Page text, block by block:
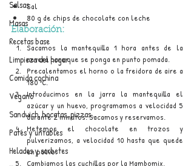
Salsas
Masas
Recetas base
Limpieza del hogar
Comida cochina
Vegano
Sandwich, bocatas, pizzas...
Patés y untables
Helados y sorbetes
Sal
80 g de chips de chocolate con leche
Elaboración:
Sacamos la mantequilla 1 hora antes de la
nevera para que se ponga en punto pomada.
Precalentamos el horno o la freidora de aire a
180 ºC.
Introducimos en la jarra la mantequilla el
azúcar y un huevo, programamos a velocidad 5
durante 2 minutos. Sacamos y reservamos.
Metemos el chocolate en trozos y
pulverizamos, a velocidad 10 hasta que quede
en polvo.
Cambiamos las cuchillas por la Mambomix.